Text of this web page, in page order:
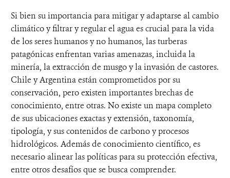
Si bien su importancia para mitigar y adaptarse al cambio
climático y filtrar y regular el agua es crucial para la vida
de los seres humanos y no humanos, las turberas
patagónicas enfrentan varias amenazas, incluida la
minería, la extracción de musgo y la invasión de castores.
Chile y Argentina están comprometidos por su
conservación, pero existen importantes brechas de
conocimiento, entre otras. No existe un mapa completo
de sus ubicaciones exactas y extensión, taxonomía,
tipología, y sus contenidos de carbono y procesos
hidrológicos. Además de conocimiento científico, es
necesario alinear las políticas para su protección efectiva,
entre otros desafíos que se busca comprender.